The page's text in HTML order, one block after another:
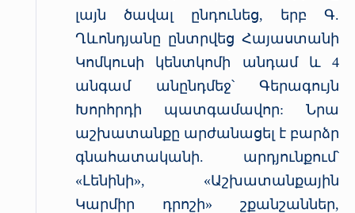
լայն ծավալ ընդունեց, երբ Գ.
Ղևոնդյանը ընտրվեց Հայաստանի
Կոմկուսի կենտկոմի անդամ և 4
անգամ անընդմեջ՝ Գերագույն
Խորհրդի պատգամավոր: Նրա
աշխատանքը արժանացել է բարձր
գնահատականի. արդյունքում՝
«Լենինի», «Աշխատանքային
Կարմիր դրոշի» շքանշաններ,